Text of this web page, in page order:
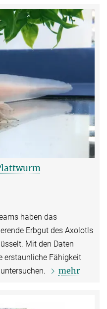
haben das
Erbgut des Axolotls
Mit den Daten
erstaunliche Fähigkeit
mehr